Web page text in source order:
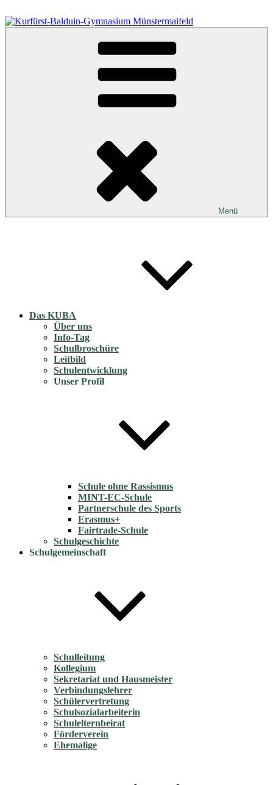
Inhalt
springen
Kurfürst-Balduin-Gymnasium Münstermaifeld
Menü
Das KUBA
Über uns
Info-Tag
Schulbroschüre
Leitbild
Schulentwicklung
Unser Profil
Schule ohne Rassismus
MINT-EC-Schule
Partnerschule des Sports
Erasmus+
Fairtrade-Schule
Schulgeschichte
Schulgemeinschaft
Schulleitung
Kollegium
Sekretariat und Hausmeister
Verbindungslehrer
Schülervertretung
Schulsozialarbeiterin
Schulelternbeirat
Förderverein
Ehemalige